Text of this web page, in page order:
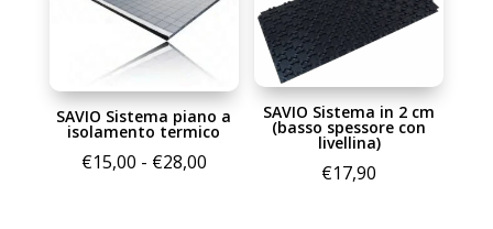
€12,00
a
SAVIO Sistema piano a
isolamento termico
€15,00 - €28,00Fascia
SAVIO Sistema in 2 cm
(basso spessore con
livellina)
€17,90